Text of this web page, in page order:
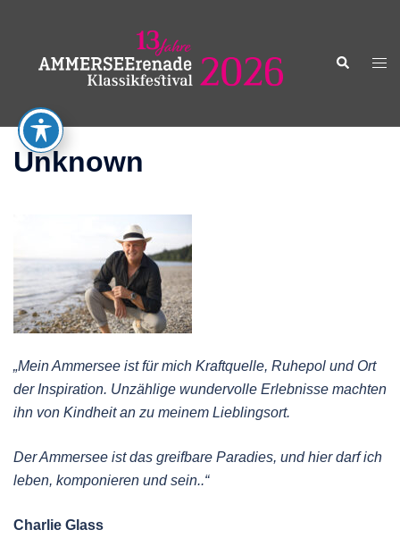
springen
Suche
Unknown
„Mein Ammersee ist für mich Kraftquelle, Ruhepol und Ort
der Inspiration. Unzählige wundervolle Erlebnisse machten
ihn von Kindheit an zu meinem Lieblingsort.
Der Ammersee ist das greifbare Paradies, und hier darf ich
leben, komponieren und sein..“
Charlie Glass